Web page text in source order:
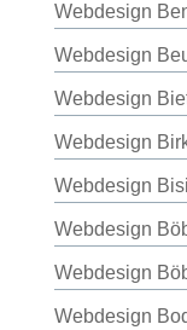
Webdesign
Webdesign
Webdesign
Webdesign
Webdesign
Webdesign
Webdesign
Webdesign